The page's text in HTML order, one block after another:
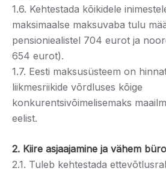
1.6. Kehtestada kõikidele
maksimaalse maksuvaba tulu
pensioniealistel 704 eurot ja
654 eurot).
1.7. Eesti maksusüsteem on
liikmesriikide võrdluses kõige
konkurentsivõimelisemaks
eelist.
2. Kiire asjaajamine ja vähem
2.1. Tuleb kehtestada